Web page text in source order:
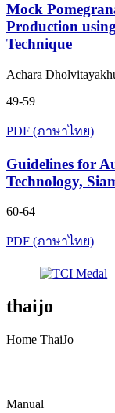
Mock
Production
Technique
Achara
49-59
PDF (ภาษาไทย)
Guidelines for
Technology,
60-64
PDF (ภาษาไทย)
thaijo
Home ThaiJo
Manual